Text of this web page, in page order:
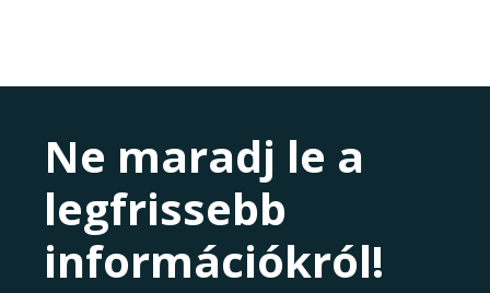
Ne maradj le a
legfrissebb
információkról!